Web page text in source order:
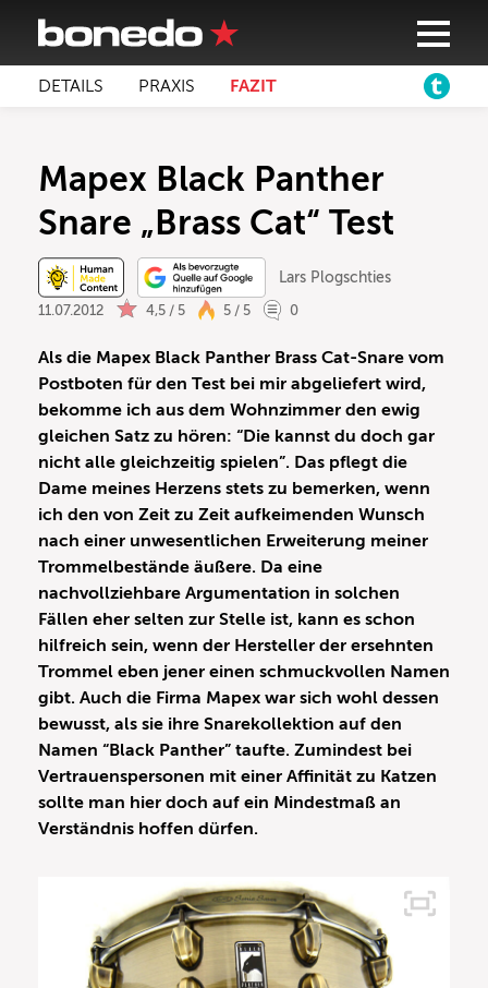
DETAILS PRAXIS FAZIT
Mapex Black Panther
Snare „Brass Cat“ Test
Lars Plogschties
11.07.2012 4,5 / 5 5 / 5 0
Als die Mapex Black Panther Brass Cat-Snare vom
Postboten für den Test bei mir abgeliefert wird,
bekomme ich aus dem Wohnzimmer den ewig
gleichen Satz zu hören: “Die kannst du doch gar
nicht alle gleichzeitig spielen”. Das pflegt die
Dame meines Herzens stets zu bemerken, wenn
ich den von Zeit zu Zeit aufkeimenden Wunsch
nach einer unwesentlichen Erweiterung meiner
Trommelbestände äußere. Da eine
nachvollziehbare Argumentation in solchen
Fällen eher selten zur Stelle ist, kann es schon
hilfreich sein, wenn der Hersteller der ersehnten
Trommel eben jener einen schmuckvollen Namen
gibt. Auch die Firma Mapex war sich wohl dessen
bewusst, als sie ihre Snarekollektion auf den
Namen “Black Panther” taufte. Zumindest bei
Vertrauenspersonen mit einer Affinität zu Katzen
sollte man hier doch auf ein Mindestmaß an
Verständnis hoffen dürfen.